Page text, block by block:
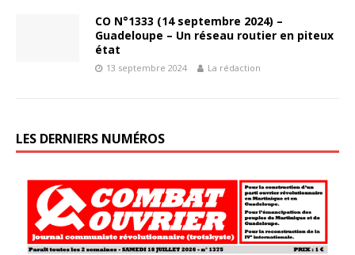
CO N°1333 (14 septembre 2024) –
Guadeloupe – Un réseau routier en piteux
état
13 septembre 2024 La rédaction
LES DERNIERS NUMÉROS